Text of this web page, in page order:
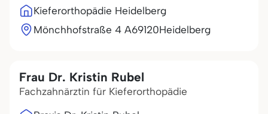
Kieferorthopädie Heidelberg
Mönchhofstraße 4 A69120Heidelberg
Frau Dr. Kristin Rubel
Fachzahnärztin für Kieferorthopädie